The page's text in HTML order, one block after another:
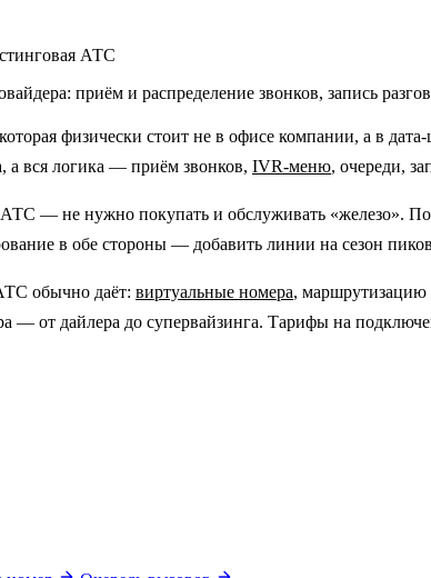
АТС
приём и распределение звонков, запись
физически стоит не в офисе компании, а в
а вся логика — приём звонков, IVR-меню, очереди,
— не нужно покупать и обслуживать «железо».
в обе стороны — добавить линии на сезон
обычно даёт: виртуальные номера, маршрутизацию
— от дайлера до супервайзинга. Тарифы на